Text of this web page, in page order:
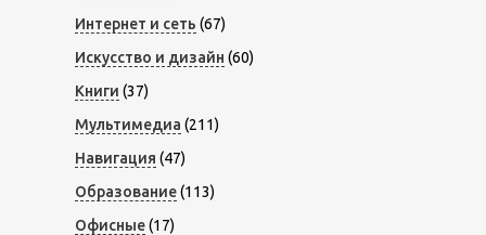
Интернет и сеть (67)
Искусство и дизайн (60)
Книги (37)
Мультимедиа (211)
Навигация (47)
Образование(113)
Офисные(17)